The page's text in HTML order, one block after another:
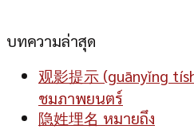
บทความล่าสุด
观影提示 (guānyǐng
ชมภาพยนตร์
隐姓埋名 หมายถึง